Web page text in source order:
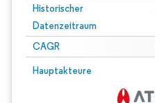
Historischer
Datenzeitraum
CAGR
Hauptakteure